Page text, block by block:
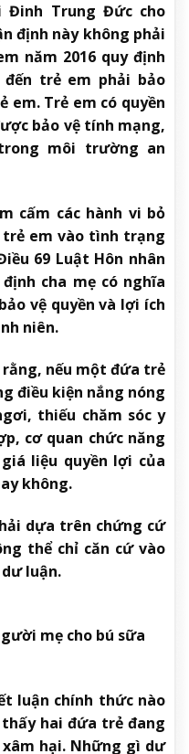
Đinh Trung Đức cho
định này không phải
năm 2016 quy định
trẻ em phải bảo
Trẻ em có quyền
bảo vệ tính mạng,
môi trường an
cấm các hành vi bỏ
em vào tình trạng
69 Luật Hôn nhân
cha mẹ có nghĩa
vệ quyền và lợi ích
niên.
rằng, nếu một đứa trẻ
điều kiện nắng nóng
thiếu chăm sóc y
cơ quan chức năng
liệu quyền lợi của
không.
dựa trên chứng cứ
thể chỉ căn cứ vào
luận.
mẹ cho bú sữa
luận chính thức nào
hai đứa trẻ đang
hại. Những gì dư